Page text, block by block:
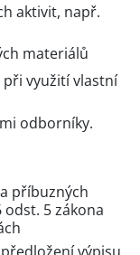
aktivit, např.
materiálů
využití vlastní
odborníky.
příbuzných
5 zákona